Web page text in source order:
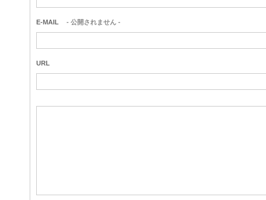
E-MAIL - 公開されません -
URL